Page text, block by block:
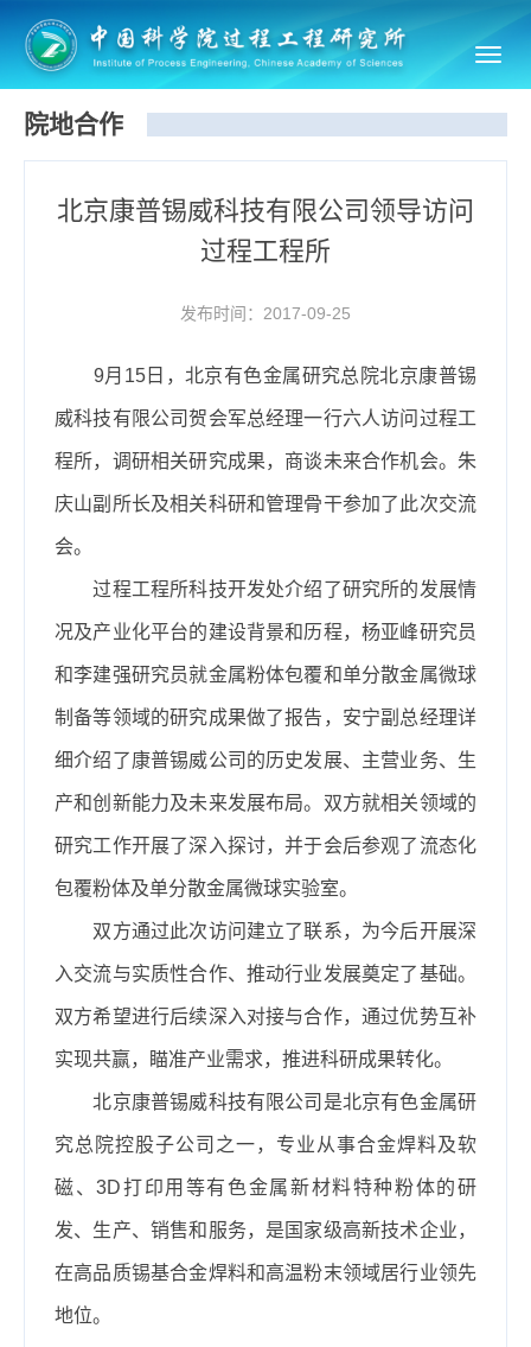
院地合作
北京康普锡威科技有限公司领导访问
过程工程所
发布时间：2017-09-25
9月 15日，北京有色金属研究总院北京康普锡
威科技有限公司贺会军总经理一行六人访问过程工
程所，调研相关研究成果，商谈未来合作机会。朱
庆山副所长及相关科研和管理骨干参加了此次交流
会。
过程工程所科技开发处介绍了研究所的发展情
况及产业化平台的建设背景和历程，杨亚峰研究员
和李建强研究员就金属粉体包覆和单分散金属微球
制备等领域的研究成果做了报告，安宁副总经理详
细介绍了康普锡威公司的历史发展、主营业务、生
产和创新能力及未来发展布局。双方就相关领域的
研究工作开展了深入探讨，并于会后参观了流态化
包覆粉体及单分散金属微球实验室。
双方通过此次访问建立了联系，为今后开展深
入交流与实质性合作、推动行业发展奠定了基础。
双方希望进行后续深入对接与合作，通过优势互补
实现共赢，瞄准产业需求，推进科研成果转化。
北京康普锡威科技有限公司是北京有色金属研
究总院控股子公司之一，专业从事合金焊料及软
磁、3D打印用等有色金属新材料特种粉体的研
发、生产、销售和服务，是国家级高新技术企业，
在高品质锡基合金焊料和高温粉末领域居行业领先
地位。